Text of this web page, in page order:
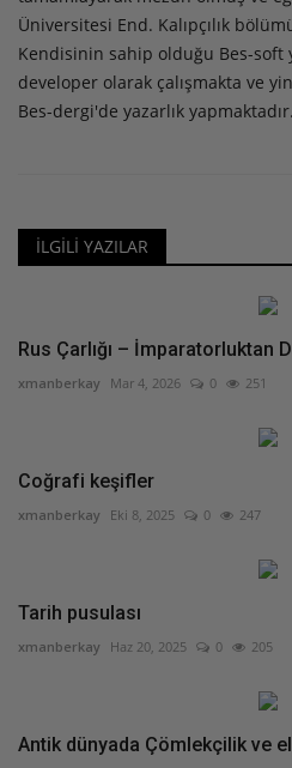
Üniversitesi End. Kalıpçılık
Kendisinin sahip olduğu Bes-soft
developer olarak çalışmakta ve
Bes-dergi'de yazarlık yapmaktadır.
İLGILI YAZILAR
Rus Çarlığı – İmparatorluktan
xmanberkay Mar 4, 2026 0 251
Coğrafi keşifler
xmanberkay Eki 8, 2025 0 247
Tarih pusulası
xmanberkay Haz 20, 2025 0 205
Antik dünyada Çömlekçilik ve